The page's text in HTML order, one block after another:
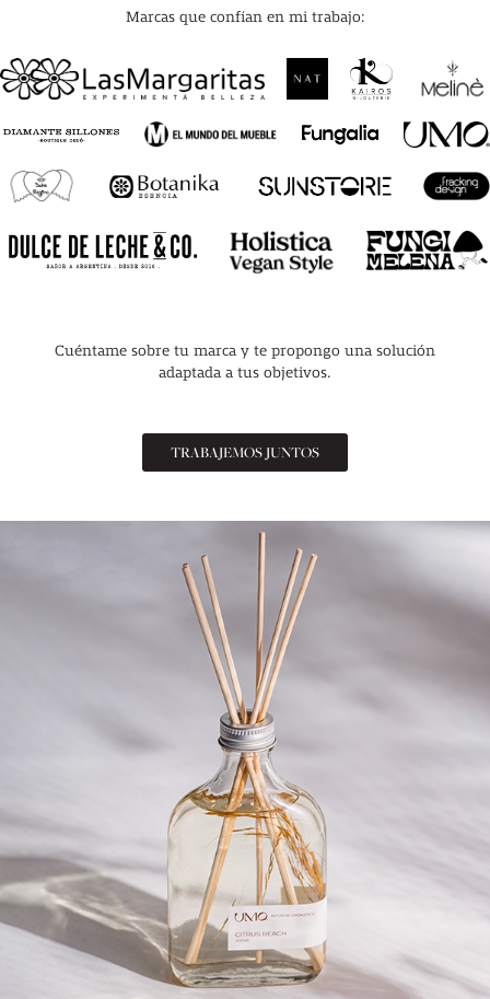
Marcas que confían en mi trabajo​​​​​​​:
Cuéntame sobre tu marca y te propongo una solución
adaptada a tus objetivos.
TRABAJEMOS JUNTOS